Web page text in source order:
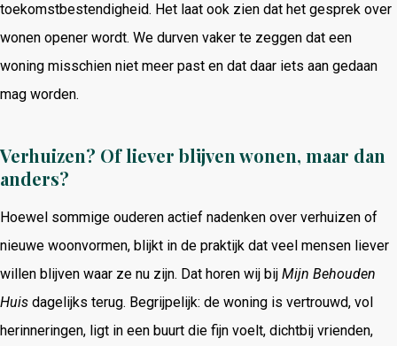
toekomstbestendigheid. Het laat ook zien dat het gesprek over
wonen opener wordt. We durven vaker te zeggen dat een
woning misschien niet meer past en dat daar iets aan gedaan
mag worden.
Verhuizen? Of liever blijven wonen, maar dan
anders?
Hoewel sommige ouderen actief nadenken over verhuizen of
nieuwe woonvormen, blijkt in de praktijk dat veel mensen liever
willen blijven waar ze nu zijn. Dat horen wij bij Mijn Behouden
Huis dagelijks terug. Begrijpelijk: de woning is vertrouwd, vol
herinneringen, ligt in een buurt die fijn voelt, dichtbij vrienden,